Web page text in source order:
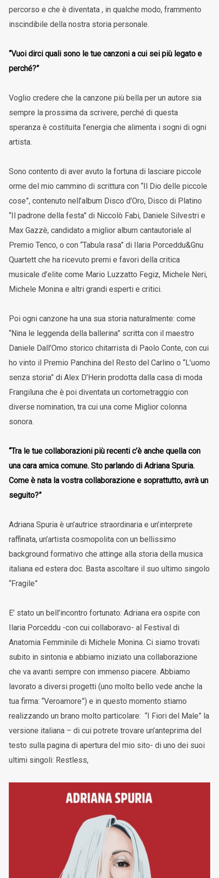
percorso e che è diventata , in qualche modo, frammento
inscindibile della nostra storia personale.
“Vuoi dirci quali sono le tue canzoni a cui sei più legato e
perché?”
Voglio credere che la canzone più bella per un autore sia
sempre la prossima da scrivere, perché di questa
speranza è costituita l’energia che alimenta i sogni di ogni
artista.
Sono contento di aver avuto la fortuna di lasciare piccole
orme del mio cammino di scrittura con “Il Dio delle piccole
cose”, contenuto nell’album Disco d’Oro, Disco di Platino
“Il padrone della festa” di Niccolò Fabi, Daniele Silvestri e
Max Gazzè, candidato a miglior album cantautoriale al
Premio Tenco, o con “Tabula rasa” di Ilaria Porceddu&Gnu
Quartett che ha ricevuto premi e favori della critica
musicale d’elite come Mario Luzzatto Fegiz, Michele Neri,
Michele Monina e altri grandi esperti e critici.
Poi ogni canzone ha una sua storia naturalmente: come
“Nina le leggenda della ballerina” scritta con il maestro
Daniele Dall’Omo storico chitarrista di Paolo Conte, con cui
ho vinto il Premio Panchina del Resto del Carlino o “L’uomo
senza storia” di Alex D’Herin prodotta dalla casa di moda
Frangiluna che è poi diventata un cortometraggio con
diverse nomination, tra cui una come Miglior colonna
sonora.
“Tra le tue collaborazioni più recenti c’è anche quella con
una cara amica comune. Sto parlando di Adriana Spuria.
Come è nata la vostra collaborazione e soprattutto, avrà un
seguito?”
Adriana Spuria è un’autrice straordinaria e un’interprete
raffinata, un’artista cosmopolita con un bellissimo
background formativo che attinge alla storia della musica
italiana ed estera doc. Basta ascoltare il suo ultimo singolo
“Fragile”
E’ stato un bell’incontro fortunato: Adriana era ospite con
Ilaria Porceddu -con cui collaboravo- al Festival di
Anatomia Femminile di Michele Monina. Ci siamo trovati
subito in sintonia e abbiamo iniziato una collaborazione
che va avanti sempre con immenso piacere. Abbiamo
lavorato a diversi progetti (uno molto bello vede anche la
tua firma: “Veroamore”) e in questo momento stiamo
realizzando un brano molto particolare: “I Fiori del Male” la
versione italiana – di cui potrete trovare un’anteprima del
testo sulla pagina di apertura del mio sito- di uno dei suoi
ultimi singoli: Restless,